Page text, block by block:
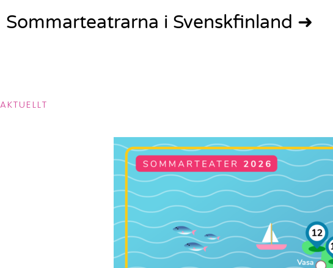
Sommarteatrarna i Svenskfinland ➜
AKTUELLT